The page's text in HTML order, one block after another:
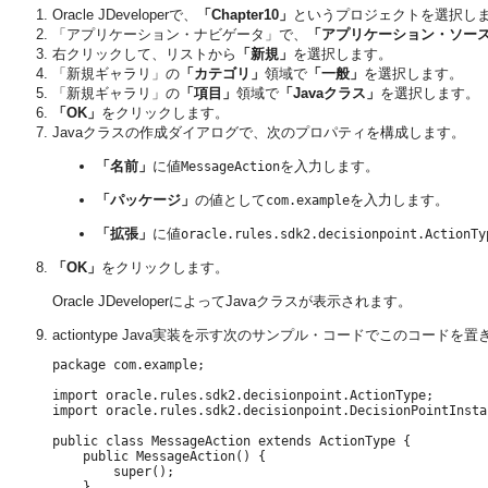
Oracle JDeveloperで、 「Chapter10」 というプロジェクトを選択し
「アプリケーション・ナビゲータ」で、
「アプリケーション・ソー
右クリックして、リストから 「新規」 を選択します。
「新規ギャラリ」の 「カテゴリ」 領域で 「一般」 を選択します。
「新規ギャラリ」の 「項目」 領域で 「Javaクラス」 を選択します。
「OK」 をクリックします。
Javaクラスの作成ダイアログで、次のプロパティを構成します。
「名前」 に値MessageActionを入力します。
「パッケージ」 の値としてcom.exampleを入力します。
「拡張」 に値
「OK」 をクリックします。
Oracle JDeveloperによってJavaクラスが表示されます。
actiontype Java実装を示す次のサンプル・コードでこのコードを置
package com.example;
import oracle.rules.sdk2.decisionpoint.ActionType;
import
public class MessageAction extends ActionType {
    public MessageAction() {
        super();